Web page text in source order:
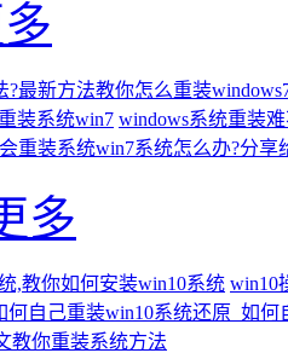
?最新方法教你怎么重装
装系统win7 windows系统重装
重装系统win7系统怎么办?分
多
,教你如何安装win10系统 win10
何自己重装win10系统还原_如何
教你重装系统方法